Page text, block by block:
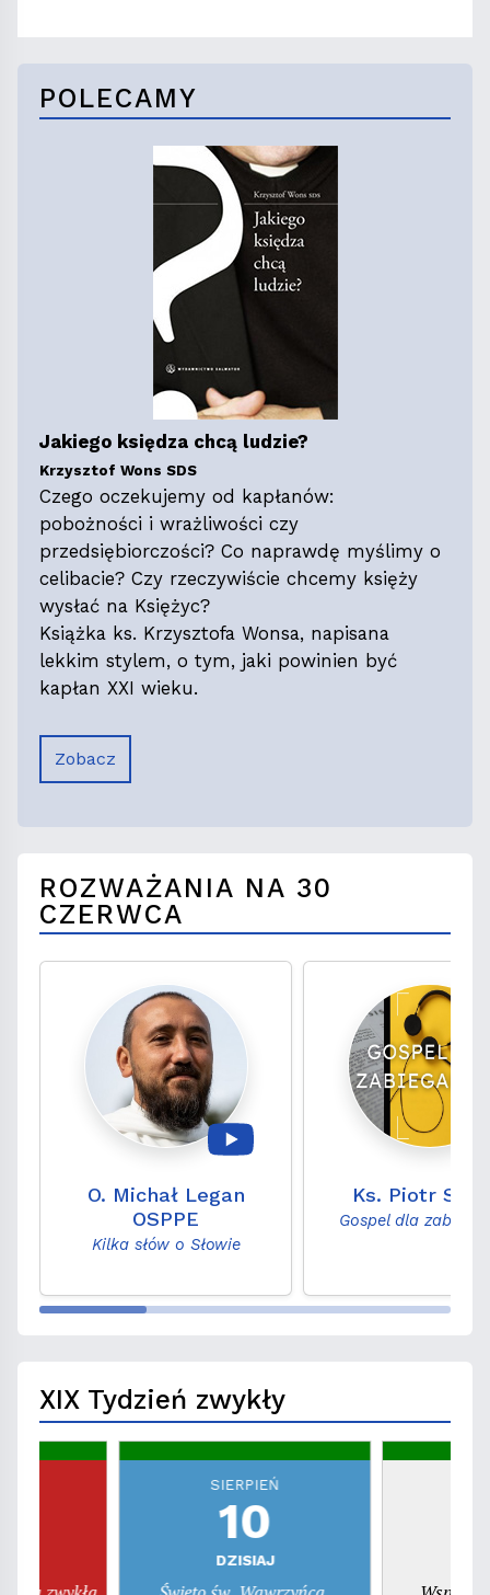
POLECAMY
Jakiego księdza chcą ludzie?
Krzysztof Wons SDS
Czego oczekujemy od kapłanów:
pobożności i wrażliwości czy
przedsiębiorczości? Co naprawdę myślimy o
celibacie? Czy rzeczywiście chcemy księży
wysłać na Księżyc?
Książka ks. Krzysztofa Wonsa, napisana
lekkim stylem, o tym, jaki powinien być
kapłan XXI wieku.
Zobacz
ROZWAŻANIA NA 30
CZERWCA
O. Michał Legan
OSPPE
Kilka słów o Słowie
Ks. Piotr
Gospel dla
XIX Tydzień zwykły
SIERPIEŃ
10
DZISIAJ